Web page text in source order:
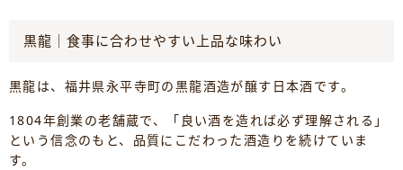
黒龍｜食事に合わせやすい上品な味わい
黒龍は、福井県永平寺町の黒龍酒造が醸す日本酒です。
1804年創業の老舗蔵で、「良い酒を造れば必ず理解される」
という信念のもと、品質にこだわった酒造りを続けていま
す。